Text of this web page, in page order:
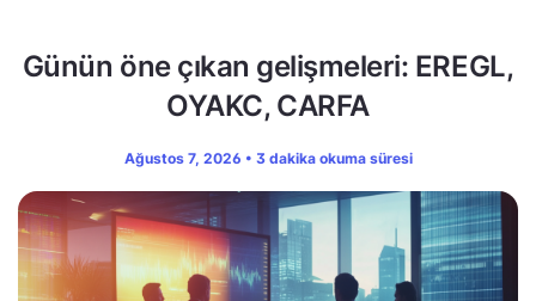
Günün öne çıkan gelişmeleri: EREGL,
OYAKC, CARFA
Ağustos 7, 2026 • 3 dakika okuma süresi